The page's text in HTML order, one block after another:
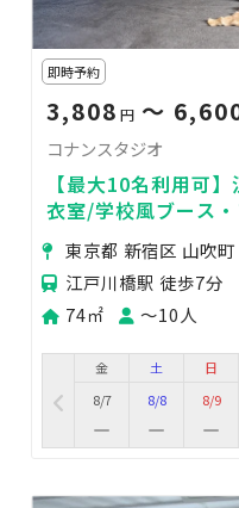
即時予約
3,808 円 〜
コナンスタジオ
【最大10名利用可
衣室/学校風ブース
東京都 新宿区 山吹町
江戸川橋駅 徒歩7分
74㎡
〜10人
金
8/7
土
8/8
日
8/9